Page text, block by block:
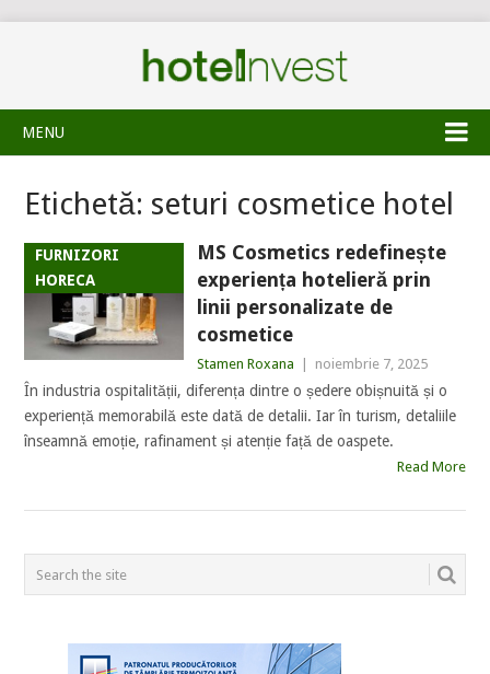
MENU
Etichetă: seturi cosmetice hotel
FURNIZORI
HORECA
MS Cosmetics redefinește
experiența hotelieră prin
linii personalizate de
cosmetice
Stamen Roxana noiembrie 7, 2025
În industria ospitalității, diferența dintre o ședere obișnuită și o
experiență memorabilă este dată de detalii. Iar în turism, detaliile
înseamnă emoție, rafinament și atenție față de oaspete.
Read More
POSTS
NAVIGATION